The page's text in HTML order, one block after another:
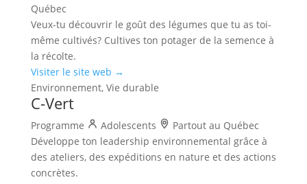
Québec
Veux-tu découvrir le goût des légumes que tu as toi-
même cultivés? Cultives ton potager de la semence à
la récolte.
Visiter le site web →
Environnement, Vie durable
C-Vert
Programme Adolescents
Partout au Québec
Développe ton leadership environnemental grâce à
des ateliers, des expéditions en nature et des actions
concrètes.